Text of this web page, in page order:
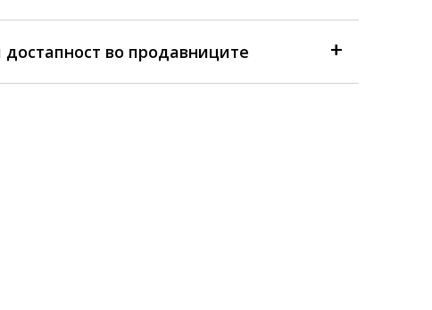
во продавниците